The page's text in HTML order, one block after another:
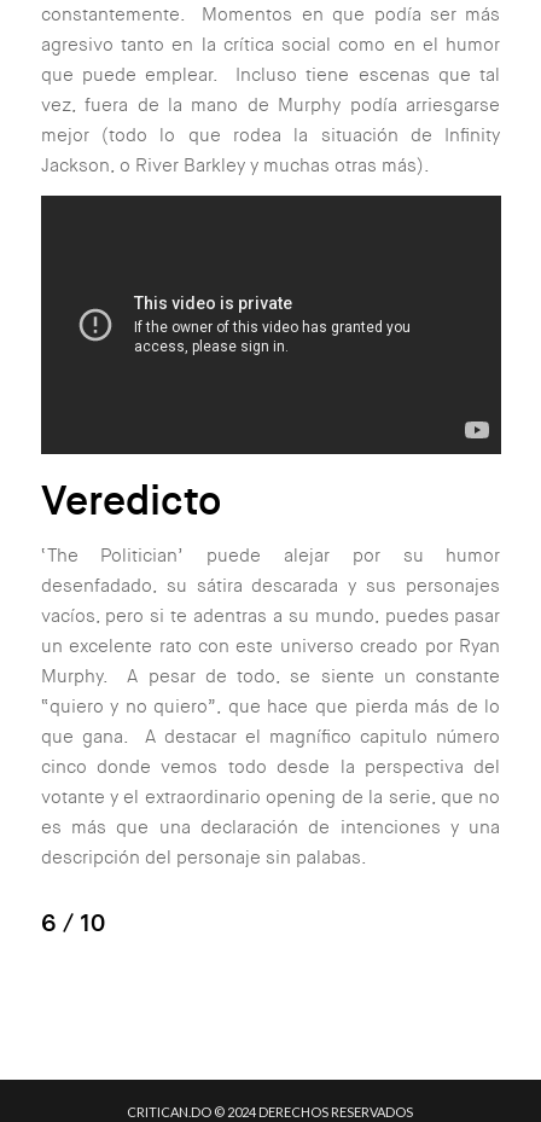
constantemente. Momentos en que podía ser más
agresivo tanto en la crítica social como en el humor
que puede emplear. Incluso tiene escenas que tal
vez, fuera de la mano de Murphy podía arriesgarse
mejor (todo lo que rodea la situación de Infinity
Jackson, o River Barkley y muchas otras más).
Veredicto
‘The Politician’ puede alejar por su humor
desenfadado, su sátira descarada y sus personajes
vacíos, pero si te adentras a su mundo, puedes pasar
un excelente rato con este universo creado por Ryan
Murphy. A pesar de todo, se siente un constante
“quiero y no quiero”, que hace que pierda más de lo
que gana. A destacar el magnífico capitulo número
cinco donde vemos todo desde la perspectiva del
votante y el extraordinario opening de la serie, que no
es más que una declaración de intenciones y una
descripción del personaje sin palabas.
6 / 10
CRITICAN.DO © 2024 DERECHOS RESERVADOS